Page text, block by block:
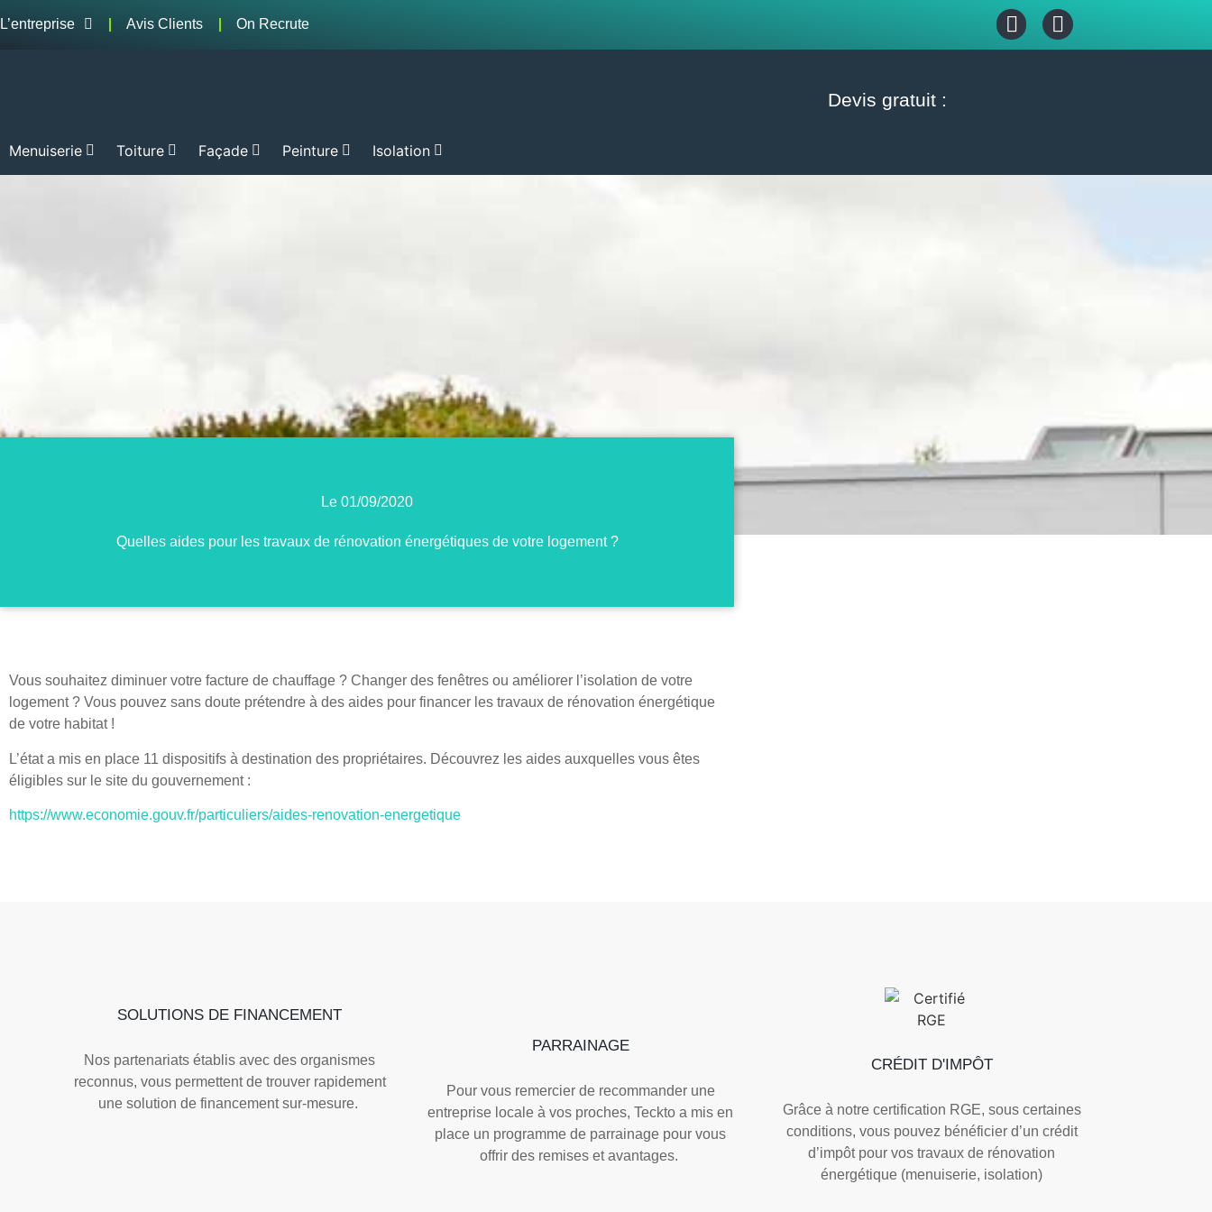
L’entreprise Avis Clients On Recrute
Devis gratuit :
Menuiserie Toiture Façade Peinture Isolation
Le 01/09/2020
Quelles aides pour les travaux de rénovation énergétiques de votre logement ?
Vous souhaitez diminuer votre facture de chauffage ? Changer des fenêtres ou améliorer l’isolation de votre
logement ? Vous pouvez sans doute prétendre à des aides pour financer les travaux de rénovation énergétique
de votre habitat !
L’état a mis en place 11 dispositifs à destination des propriétaires. Découvrez les aides auxquelles vous êtes
éligibles sur le site du gouvernement :
https://www.economie.gouv.fr/particuliers/aides-renovation-energetique
SOLUTIONS DE FINANCEMENT
Nos partenariats établis avec des organismes
reconnus, vous permettent de trouver rapidement
une solution de financement sur-mesure.
PARRAINAGE
Pour vous remercier de recommander une
entreprise locale à vos proches, Teckto a mis en
place un programme de parrainage pour vous
offrir des remises et avantages.
CRÉDIT D'IMPÔT
Grâce à notre certification RGE, sous certaines
conditions, vous pouvez bénéficier d’un crédit
d’impôt pour vos travaux de rénovation
énergétique (menuiserie, isolation)